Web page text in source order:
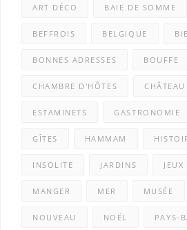
ART DÉCO BAIE DE SOMME
BEFFROIS BELGIQUE
BONNES ADRESSES BOUFFE
CHAMBRE D'HÔTES CHÂTEAU
ESTAMINETS GASTRONOMIE
GÎTES HAMMAM
INSOLITE JARDINS JEUX
MANGER MER MUSÉE
NOUVEAU NOËL PAYS-